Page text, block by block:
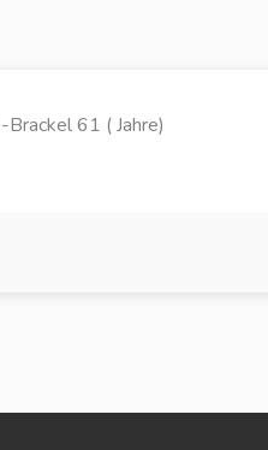
61 ( Jahre)